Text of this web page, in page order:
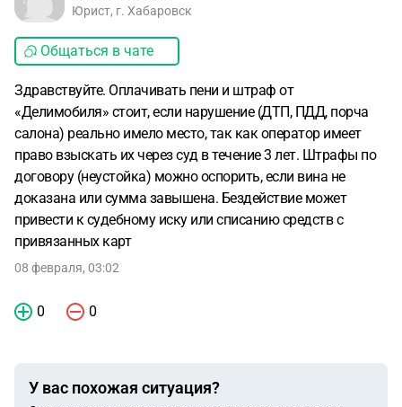
Юрист, г. Хабаровск
Общаться в чате
Здравствуйте. Оплачивать пени и штраф от
«Делимобиля» стоит, если нарушение (ДТП, ПДД, порча
салона) реально имело место, так как оператор имеет
право взыскать их через суд в течение 3 лет. Штрафы по
договору (неустойка) можно оспорить, если вина не
доказана или сумма завышена. Бездействие может
привести к судебному иску или списанию средств с
привязанных карт
08 февраля, 03:02
0 0
У вас похожая ситуация?